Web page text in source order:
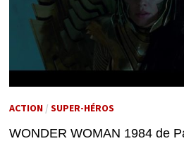
ACTION/ SUPER-HÉROS
WONDER WOMAN 1984 de